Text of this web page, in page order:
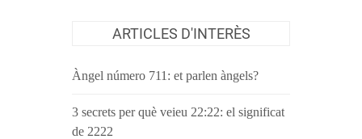
ARTICLES D'INTERÈS
Àngel número 711: et parlen àngels?
3 secrets per què veieu 22:22: el significat
de 2222